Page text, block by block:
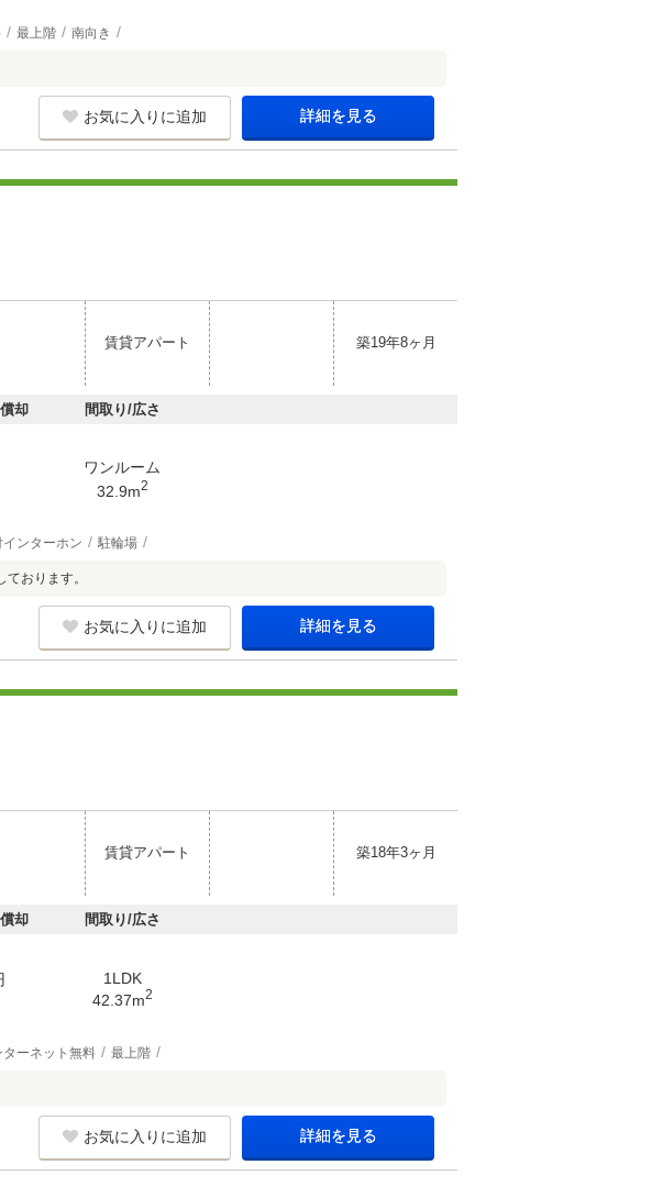
最上階 南向き
お気に入りに追加 詳細を見る
賃貸アパート 築19年8ヶ月
却 間取り/広さ
ワンルーム
32.9m2
インターホン 駐輪場
おります。
お気に入りに追加 詳細を見る
賃貸アパート 築18年3ヶ月
却 間取り/広さ
1LDK
42.37m2
ターネット無料 最上階
お気に入りに追加 詳細を見る